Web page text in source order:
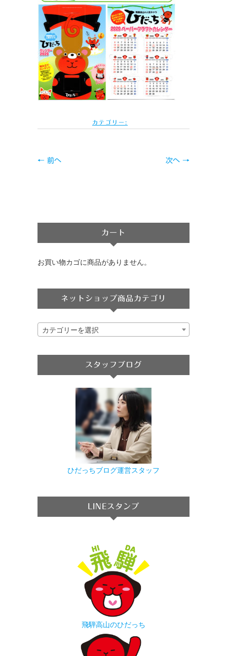
カテゴリー:
← 前へ 次へ →
カート
お買い物カゴに商品がありません。
ネットショップ商品カテゴリ
カテゴリーを選択
スタッフブログ
ひだっちブログ運営スタッフ
LINEスタンプ
飛騨高山のひだっち